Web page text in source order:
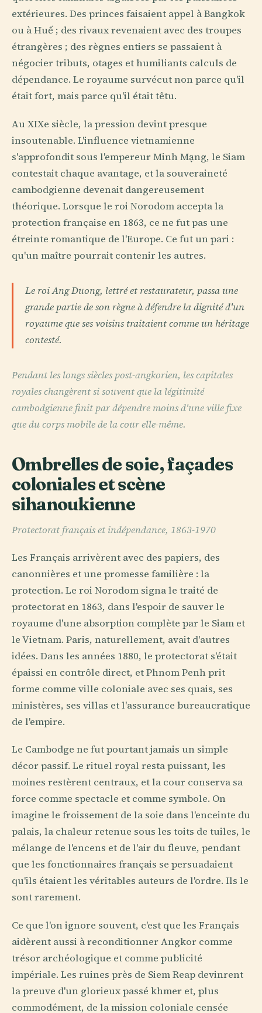
extérieures. Des princes faisaient appel à Bangkok
ou à Huế ; des rivaux revenaient avec des troupes
étrangères ; des règnes entiers se passaient à
négocier tributs, otages et humiliants calculs de
dépendance. Le royaume survécut non parce qu'il
était fort, mais parce qu'il était têtu.
Au XIXe siècle, la pression devint presque
insoutenable. L'influence vietnamienne
s'approfondit sous l'empereur Minh Mạng, le Siam
contestait chaque avantage, et la souveraineté
cambodgienne devenait dangereusement
théorique. Lorsque le roi Norodom accepta la
protection française en 1863, ce ne fut pas une
étreinte romantique de l'Europe. Ce fut un pari :
qu'un maître pourrait contenir les autres.
Le roi Ang Duong, lettré et restaurateur, passa une
grande partie de son règne à défendre la dignité d'un
royaume que ses voisins traitaient comme un héritage
contesté.
Pendant les longs siècles post-angkorien, les capitales
royales changèrent si souvent que la légitimité
cambodgienne finit par dépendre moins d'une ville fixe
que du corps mobile de la cour elle-même.
Ombrelles de soie, façades
coloniales et scène
sihanoukienne
Protectorat français et indépendance, 1863-1970
Les Français arrivèrent avec des papiers, des
canonnières et une promesse familière : la
protection. Le roi Norodom signa le traité de
protectorat en 1863, dans l'espoir de sauver le
royaume d'une absorption complète par le Siam et
le Vietnam. Paris, naturellement, avait d'autres
idées. Dans les années 1880, le protectorat s'était
épaissi en contrôle direct, et Phnom Penh prit
forme comme ville coloniale avec ses quais, ses
ministères, ses villas et l'assurance bureaucratique
de l'empire.
Le Cambodge ne fut pourtant jamais un simple
décor passif. Le rituel royal resta puissant, les
moines restèrent centraux, et la cour conserva sa
force comme spectacle et comme symbole. On
imagine le froissement de la soie dans l'enceinte du
palais, la chaleur retenue sous les toits de tuiles, le
mélange de l'encens et de l'air du fleuve, pendant
que les fonctionnaires français se persuadaient
qu'ils étaient les véritables auteurs de l'ordre. Ils le
sont rarement.
Ce que l'on ignore souvent, c'est que les Français
aidèrent aussi à reconditionner Angkor comme
trésor archéologique et comme publicité
impériale. Les ruines près de Siem Reap devinrent
la preuve d'un glorieux passé khmer et, plus
commodément, de la mission coloniale censée